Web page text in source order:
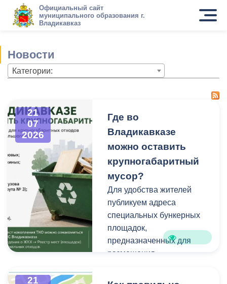
Официальный сайт
муниципального образования г.
Владикавказ
Новости
Категории:
21
07
2026
Где во
Владикавказе
можно оставить
крупногабаритный
мусор?
Для удобства жителей
публикуем адреса
специальных бункерных
площадок,
предназначенных для
размещения
21